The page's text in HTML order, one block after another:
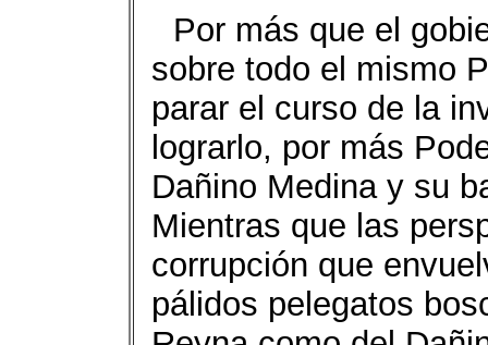
Por más que el
sobre todo el mismo
parar el curso de la
lograrlo, por más
Dañino Medina y su
Mientras que las
corrupción que
pálidos pelegatos